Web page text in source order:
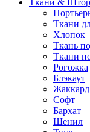
Ткани
Хлопок
Ткань
Ткани
Рогожка
Блэкаут
Жаккард
Софт
Бархат
Шенил